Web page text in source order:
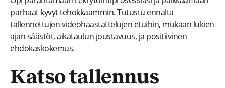
parhaat kyvyt tehokkaammin. Tutustu ennalta
tallennettujen videohaastattelujen etuihin, mukaan lukien
ajan säästöt, aikataulun joustavuus, ja positiivinen
ehdokaskokemus.
Katso tallennus